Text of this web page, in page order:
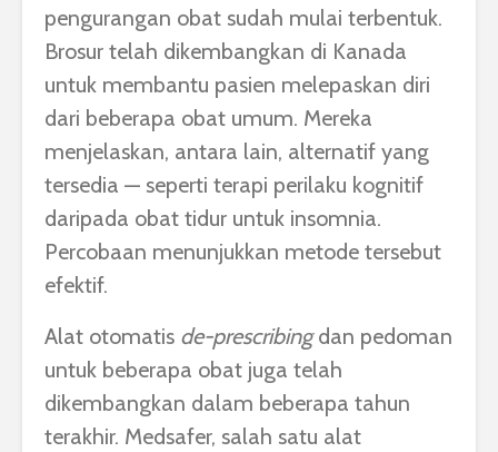
pengurangan obat sudah mulai terbentuk.
Brosur telah dikembangkan di Kanada
untuk membantu pasien melepaskan diri
dari beberapa obat umum. Mereka
menjelaskan, antara lain, alternatif yang
tersedia — seperti terapi perilaku kognitif
daripada obat tidur untuk insomnia.
Percobaan menunjukkan metode tersebut
efektif.
Alat otomatis de-prescribingdan pedoman
untuk beberapa obat juga telah
dikembangkan dalam beberapa tahun
terakhir. Medsafer, salah satu alat